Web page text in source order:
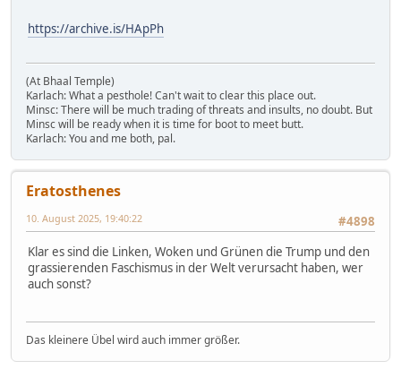
https://archive.is/HApPh
(At Bhaal Temple)
Karlach: What a pesthole! Can't wait to clear this place out.
Minsc: There will be much trading of threats and insults, no doubt. But
Minsc will be ready when it is time for boot to meet butt.
Karlach: You and me both, pal.
Eratosthenes
#4898
10. August 2025, 19:40:22
Klar es sind die Linken, Woken und Grünen die Trump und den
grassierenden Faschismus in der Welt verursacht haben, wer
auch sonst?
Das kleinere Übel wird auch immer größer.